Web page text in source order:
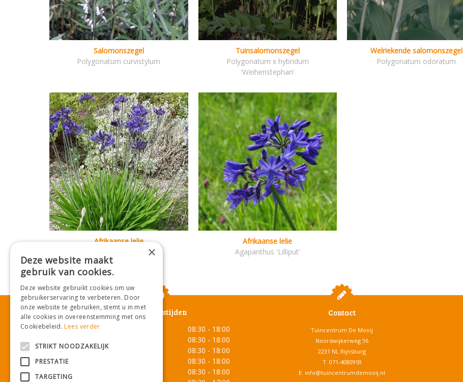
Salomonszegel
Polygonatum curvistylum
Tuinsalomonszegel
Polygonatum x hybridum
'Weihenstephan'
Welriekende salomonszegel
Polygonatum odoratum
Afrikaanse lelie
Agapanthus africanus
Afrikaanse lelie
Agapanthus 'Lilliput'
Openingstijden
Maandag
08:30 - 18:00
08:30 - 18:00
Woensdag
08:30 - 18:00
08:30 - 18:00
08:30 - 18:00
Contact
Tuincentrum De Mooij
Noordwijkerweg 36
2231 NL Rijnsburg
T. 071-4080959
E. info@tuincentrumdemooij.nl
×
Deze website maakt
gebruik van cookies.
Deze website gebruikt cookies om uw
gebruikerservaring te verbeteren. Door
onze website te gebruiken, stemt u in met
alle cookies in overeenstemming met ons
Cookiebeleid.Lees verder
STRIKT NOODZAKELIJK
PRESTATIE
TARGETING